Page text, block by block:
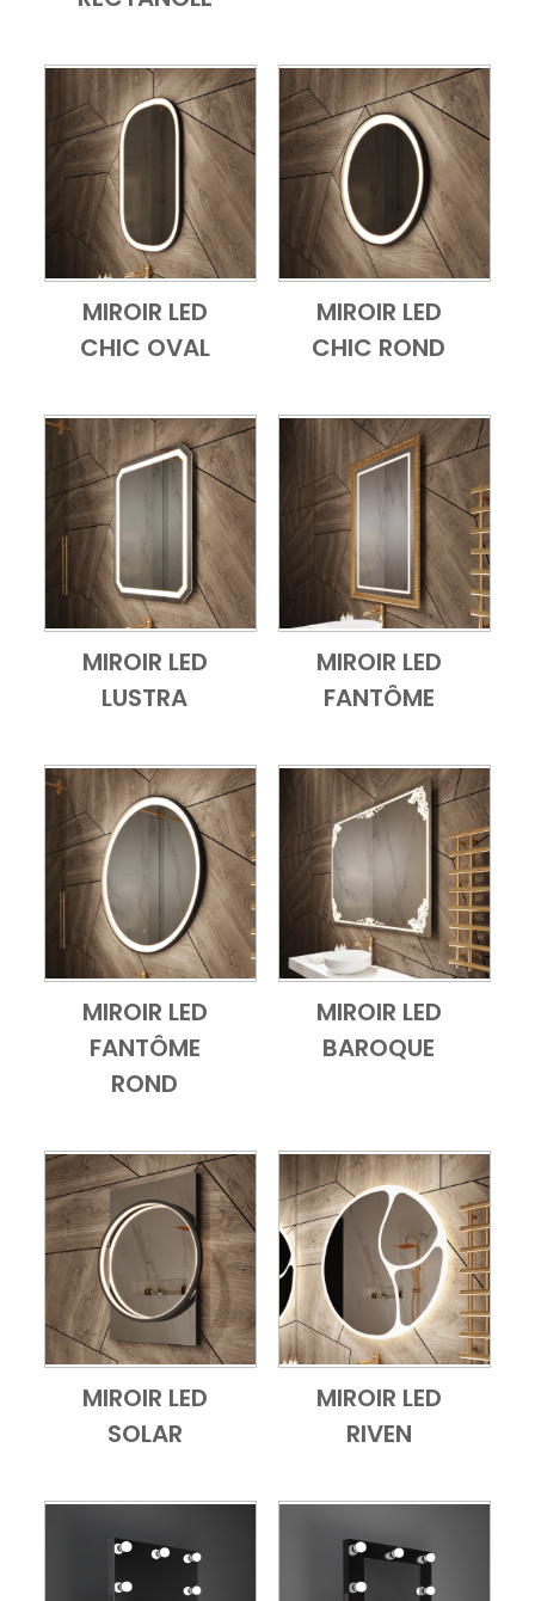
Add to CartVue d'ensemble
MIROIR LED
CHIC OVAL
Add to Cart
Vue
MIROIR LED
CHIC ROND
Add to CartVue d'ensemble
MIROIR LED
LUSTRA
Add to Cart
Vue
MIROIR LED
FANTÔME
Add to CartVue d'ensemble
MIROIR LED
FANTÔME
ROND
Add to Cart
Vue
MIROIR LED
BAROQUE
Add to CartVue d'ensemble
MIROIR LED
SOLAR
Add to Cart
Vue
MIROIR LED
RIVEN